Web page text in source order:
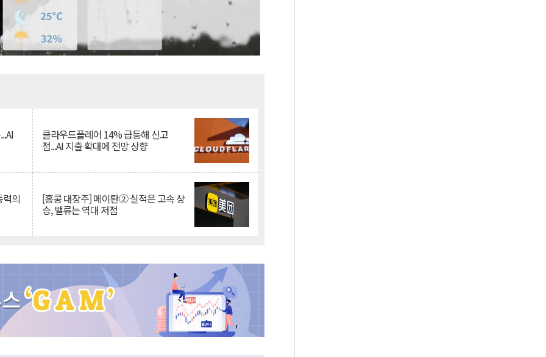
클라우드플레어 14% 급등해 신고
점...AI 지출 확대에 전망 상향
의 [홍콩 대장주] 메이퇀② 실적은 고속 상
승, 밸류는 역대 저점